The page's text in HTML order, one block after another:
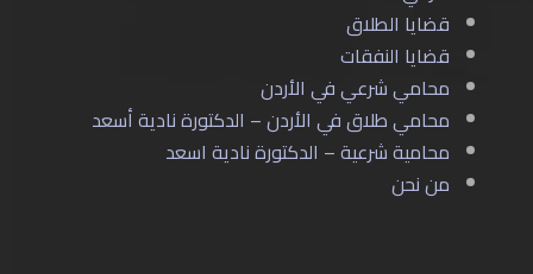
قضايا الطلاق
قضايا النفقات
محامي شرعي في الأردن
محامي طلاق في الأردن – الدكتورة نادية أسعد
محامية شرعية – الدكتورة نادية اسعد
من نحن